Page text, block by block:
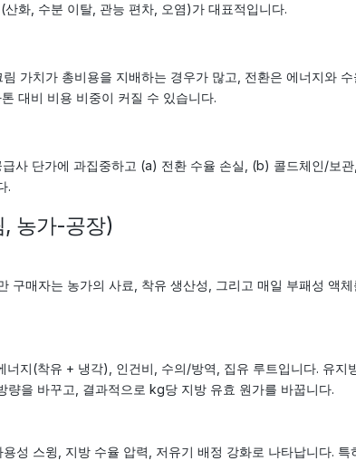
화, 수분 이탈, 관능 편차, 오염)가 대표적입니다.
가치가 총비용을 지배하는 경우가 많고, 전환은 에너지와
대비 비용 비중이 커질 수 있습니다.
사 단가에 과집중하고 (a) 전환 수율 손실, (b) 콜드체인/보
.
, 농가-공장)
구매자는 농가의 사료, 착유 생산성, 그리고 매일 부패성 액
너지(착유 + 냉각), 인건비, 수의/방역, 집유 루트입니다. 유지
을 바꾸고, 결과적으로 kg당 지방 유효 원가를 바꿉니다.
성 스윙, 지방 수율 압력, 저유기 배정 강화로 나타납니다.